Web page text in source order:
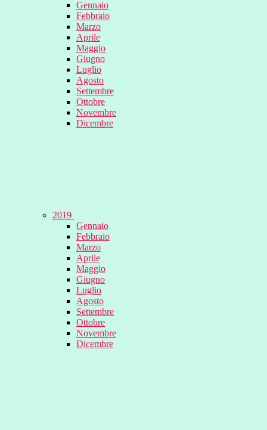
Gennaio
Febbraio
Marzo
Aprile
Maggio
Giugno
Luglio
Agosto
Settembre
Ottobre
Novembre
Dicembre
2019
Gennaio
Febbraio
Marzo
Aprile
Maggio
Giugno
Luglio
Agosto
Settembre
Ottobre
Novembre
Dicembre